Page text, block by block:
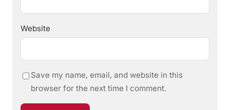
Website
Save my name, email, and website in this
browser for the next time I comment.